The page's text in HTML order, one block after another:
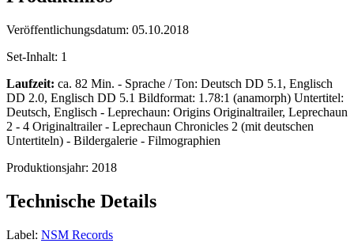
Veröffentlichungsdatum: 05.10.2018
Set-Inhalt: 1
Laufzeit: ca. 82 Min. - Sprache / Ton: Deutsch DD 5.1, Englisch
DD 2.0, Englisch DD 5.1 Bildformat: 1.78:1 (anamorph) Untertitel:
Deutsch, Englisch - Leprechaun: Origins Originaltrailer, Leprechaun
2 - 4 Originaltrailer - Leprechaun Chronicles 2 (mit deutschen
Untertiteln) - Bildergalerie - Filmographien
Produktionsjahr: 2018
Technische Details
Label: NSM Records